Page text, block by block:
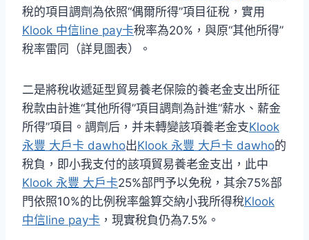
稅的項目調劑為依照“偶爾所得”項目征稅，實用
Klook 中信line pay卡稅率為20%，與原“其他所得”
稅率雷同（詳見圖表）。
二是將稅收遞延型貿易養老保險的養老金支出所征
稅款由計進“其他所得”項目調劑為計進“薪水、薪金
所得”項目。調劑后，并未轉變該項養老金支Klook
永豐 大戶卡 dawho出Klook 永豐 大戶卡 dawho的
稅負，即小我支付的該項貿易養老金支出，此中
Klook 永豐 大戶卡25%部門予以免稅，其余75%部
門依照10%的比例稅率盤算交納小我所得稅Klook
中信line pay卡 ，現實稅負仍為7.5%。